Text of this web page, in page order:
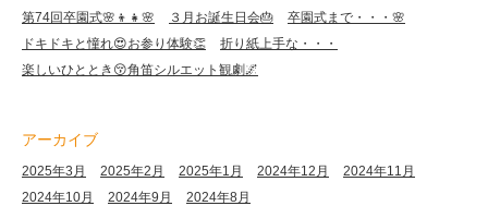
第74回卒園式🌸👦👧🌸
３月お誕生日会🎂
卒園式まで・・・🌸
ドキドキと憧れ😍お参り体験👏
折り紙上手な・・・
楽しいひととき😚角笛シルエット観劇🌌
アーカイブ
2025年3月 2025年2月 2025年1月 2024年12月
2024年11月
2024年10月
2024年9月
2024年8月